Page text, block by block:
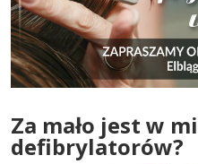
Za mało jest w
defibrylatorów?